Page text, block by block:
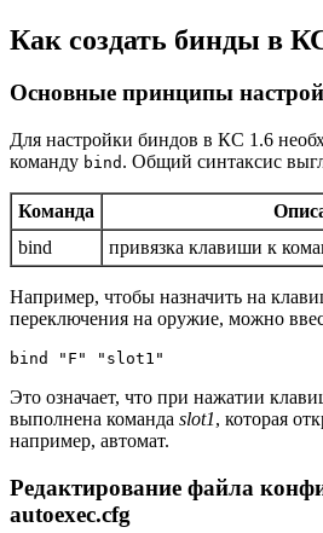
Как создать бинды в
Основные принципы
Для настройки биндов в КС 1.6
команду bind . Общий синтаксис
Команда
bind
привязка клавиши к
Например, чтобы назначить на
переключения на оружие, можно
bind "F" "slot1"
Это означает, что при нажатии
выполнена команда slot1, которая
например, автомат.
Редактирование файла
autoexec.cfg